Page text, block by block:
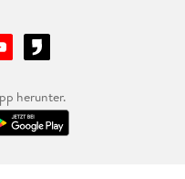
herunter.